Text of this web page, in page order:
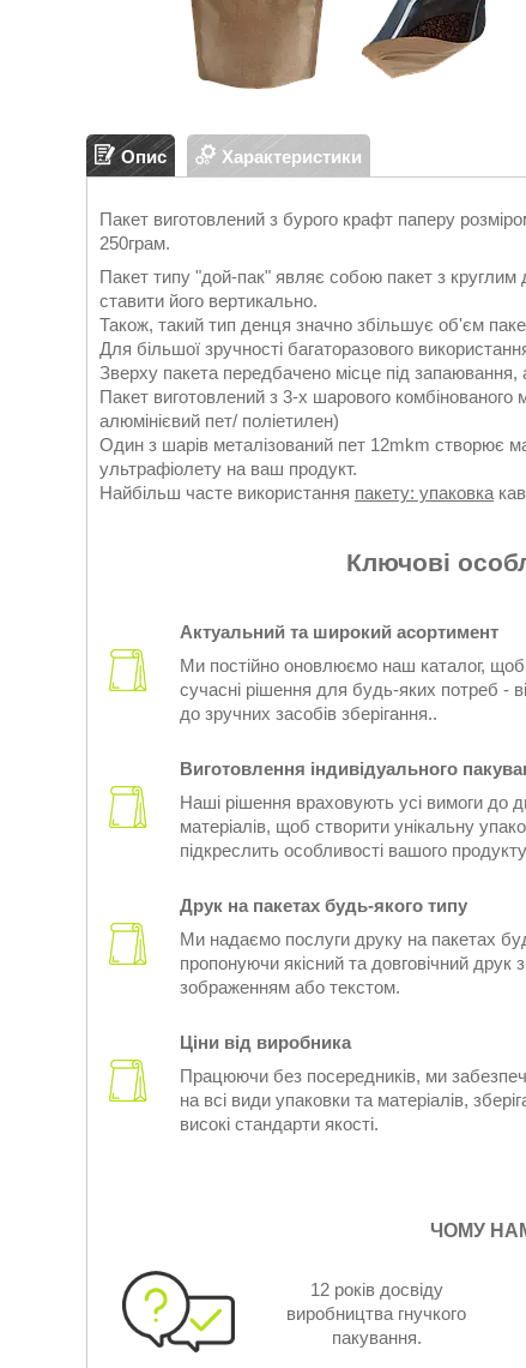
Опис Характеристики
Пакет виготовлений з бурого крафт паперу
250грам.
Пакет типу "дой-пак" являє собою пакет з
ставити його вертикально.
Також, такий тип денця значно збільшує об'єм
Для більшої зручності багаторазового
Зверху пакета передбачено місце під запаювання,
Пакет виготовлений з 3-х шарового
алюмінієвий пет/ поліетилен)
Один з шарів металізований пет 12mkm створює
ультрафіолету на ваш продукт.
Найбільш часте використання пакету: упаковка
Ключові
Актуальний та широкий асортимент
Ми постійно оновлюємо наш каталог,
сучасні рішення для будь-яких потреб -
до зручних засобів зберігання..
Виготовлення індивідуального
Наші рішення враховують усі вимоги до
матеріалів, щоб створити унікальну
підкреслить особливості вашого
Друк на пакетах будь-якого типу
Ми надаємо послуги друку на пакетах
пропонуючи якісний та довговічний друк
зображенням або текстом.
Ціни від виробника
Працюючи без посередників, ми
на всі види упаковки та матеріалів,
високі стандарти якості.
ЧОМУ
12 років досвіду
виробництва гнучкого
пакування.